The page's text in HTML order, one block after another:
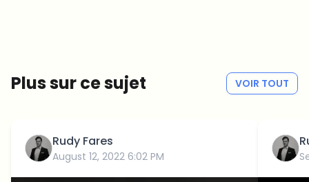
Plus sur ce sujet VOIR TOUT
Rudy Fares
August 12, 2022 6:02 PM